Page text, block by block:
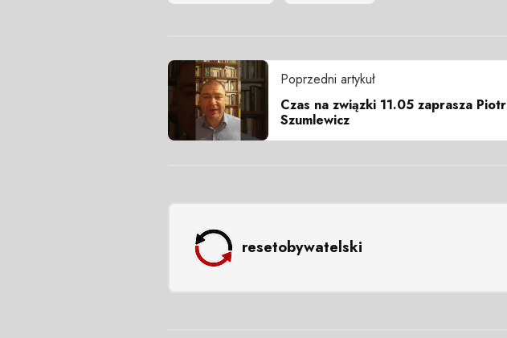
Poprzedni artykuł
Czas na związki 11.05 zaprasza Piotr
Szumlewicz
resetobywatelski